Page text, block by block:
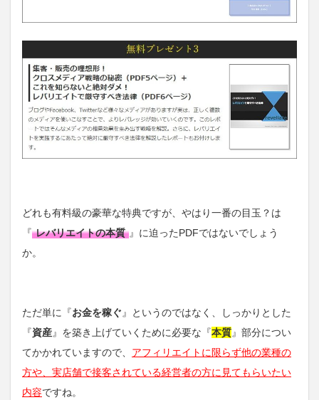
どれも有料級の豪華な特典ですが、やはり一番の目玉？は
『 レバリエイトの本質 』に迫ったPDFではないでしょう
か。
ただ単に『お金を稼ぐ』というのではなく、しっかりとした
『資産』を築き上げていくために必要な『本質』部分につい
てかかれていますので、 アフィリエイトに限らず他の業種の
方や、実店舗で接客されている経営者の方に見てもらいたい
内容ですね。